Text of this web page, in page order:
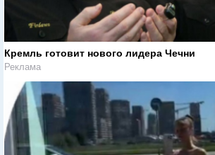
Кремль готовит нового лидера Чечни
Реклама